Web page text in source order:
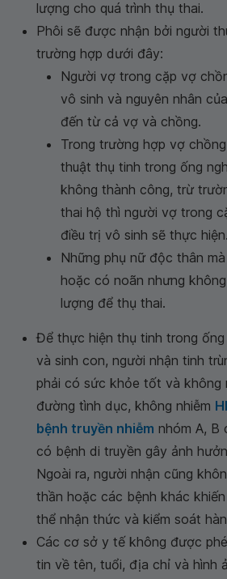
lượng cho quá trình thụ thai.
Phôi sẽ được nhận bởi người
trường hợp dưới đây:
Người vợ trong cặp vợ
vô sinh và nguyên nhân
đến từ cả vợ và chồng.
Trong trường hợp vợ
thuật thụ tinh trong ống
không thành công, trừ
thai hộ thì người vợ trong
điều trị vô sinh sẽ thực
Những phụ nữ độc thân
hoặc có noãn nhưng
lượng để thụ thai.
Để thực hiện thụ tinh trong ống
và sinh con, người nhận tinh
phải có sức khỏe tốt và không
đường tình dục, không nhiễm
bệnh truyền nhiễm nhóm A, B
có bệnh di truyền gây ảnh
Ngoài ra, người nhận cũng
thần hoặc các bệnh khác
thể nhận thức và kiểm soát
Các cơ sở y tế không được
tin về tên, tuổi, địa chỉ và hình